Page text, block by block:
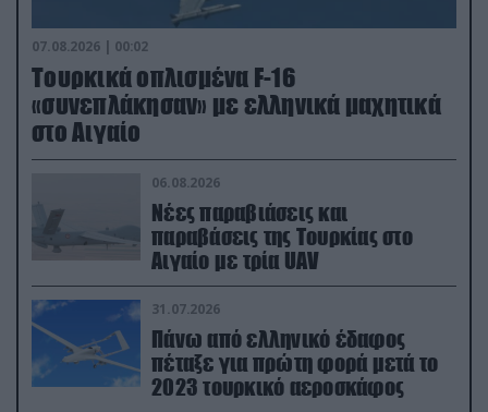
07.08.2026 | 00:02
Τουρκικά οπλισμένα F-16
«συνεπλάκησαν» με ελληνικά μαχητικά
στο Αιγαίο
06.08.2026
Νέες παραβιάσεις και
παραβάσεις της Τουρκίας στο
Αιγαίο με τρία UAV
31.07.2026
Πάνω από ελληνικό έδαφος
πέταξε για πρώτη φορά μετά το
2023 τουρκικό αεροσκάφος